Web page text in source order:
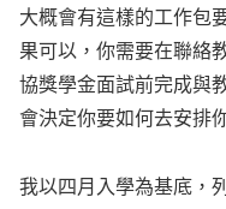
大概會有這樣的工作包
果可以，你需要在聯絡
協獎學金面試前完成與
會決定你要如何去安排
我以四月入學為基底，